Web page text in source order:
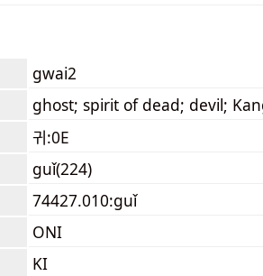
gwai2
ghost; spirit of dead; devil;
귀:0E
guǐ(224)
74427.010:guǐ
ONI
KI